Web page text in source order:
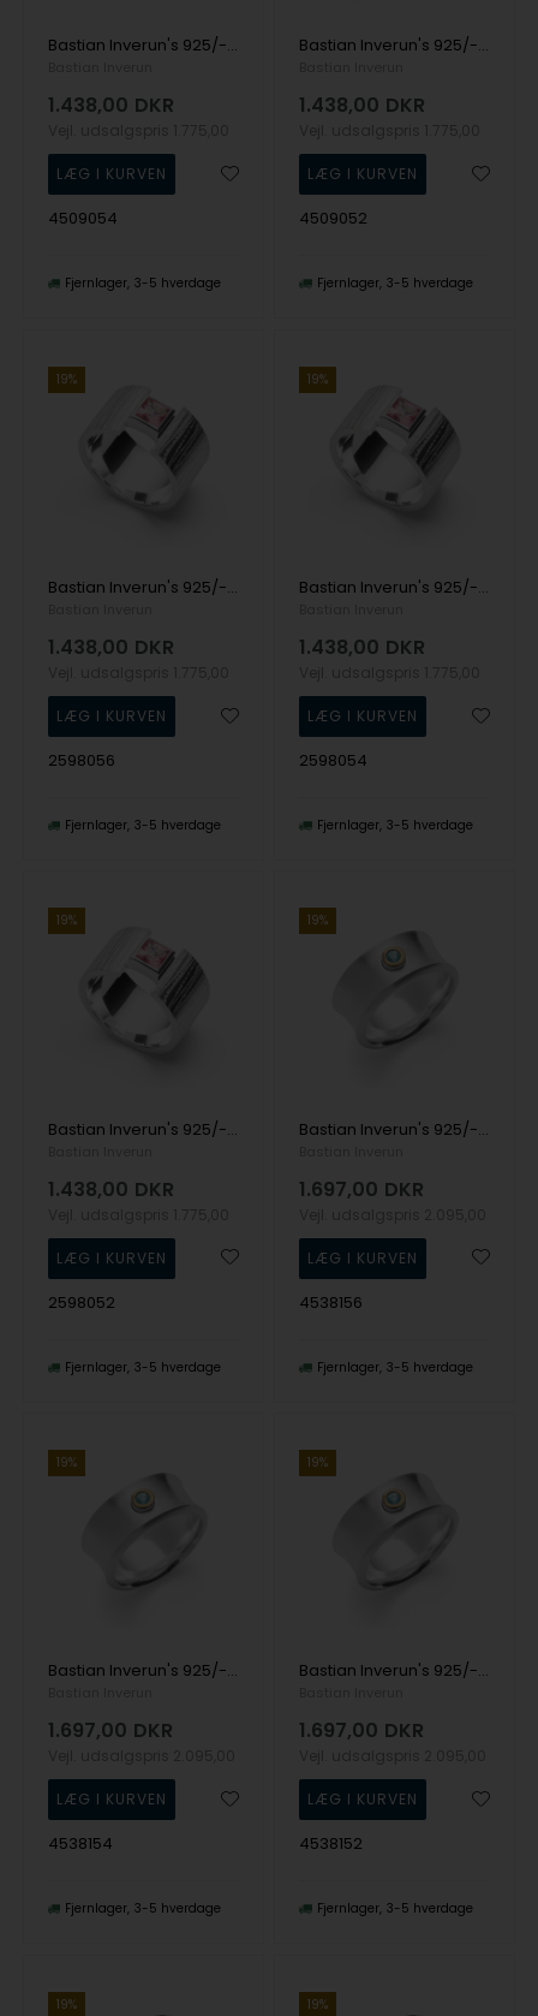
Bastian Inverun's 925/- Ring mat/blank, blå topas 1,35ct
1.438,00 DKR
4509054
Fjernlager 3-5 hverdage
Bastian Inverun's 925/- Ring mat/blank, blå topas 1,35ct
1.438,00 DKR
4509052
Fjernlager 3-5 hverdage
19%
Bastian Inverun's 925/- Ring mat/børstet, PINK TOPAZ 0,70CT
1.438,00 DKR
2598056
Fjernlager 3-5 hverdage
19%
Bastian Inverun's 925/- Ring mat/børstet, PINK TOPAZ 0,70CT
1.438,00 DKR
2598054
Fjernlager 3-5 hverdage
19%
Bastian Inverun's 925/- Ring mat/børstet, PINK TOPAZ 0,70CT
1.438,00 DKR
2598052
Fjernlager 3-5 hverdage
19%
Bastian Inverun's 925/- Ring, fg, rho. mat/blank, blå topas 0,08
1.697,00 DKR
4538156
Fjernlager 3-5 hverdage
19%
Bastian Inverun's 925/- Ring, fg, rho. mat/blank, blå topas 0,08
1.697,00 DKR
4538154
Fjernlager 3-5 hverdage
19%
Bastian Inverun's 925/- Ring, fg, rho. mat/blank, blå topas 0,08
1.697,00 DKR
4538152
Fjernlager 3-5 hverdage
19% 19%